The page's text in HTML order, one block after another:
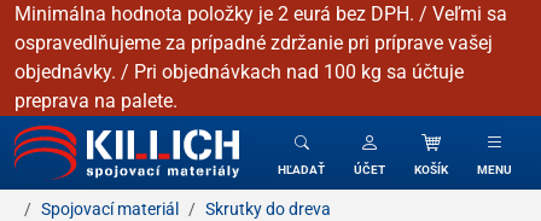
Minimálna hodnota položky je 2 eurá bez DPH. / Veľmi sa
ospravedlňujeme za prípadné zdržanie pri príprave vašej
objednávky. / Pri objednávkach nad 100 kg sa účtuje
preprava na palete.
KILLICH - Spojovacie materiály
HĽADAŤ ÚČET KOŠÍK MENU
Spojovací materiál
Skrutky do dreva